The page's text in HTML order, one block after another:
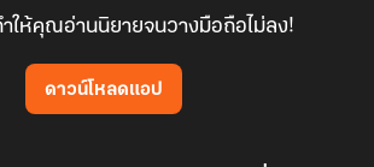
ให้คุณอ่านนิยายจนวางมือถือไม่ลง!
ดาวน์โหลดแอป